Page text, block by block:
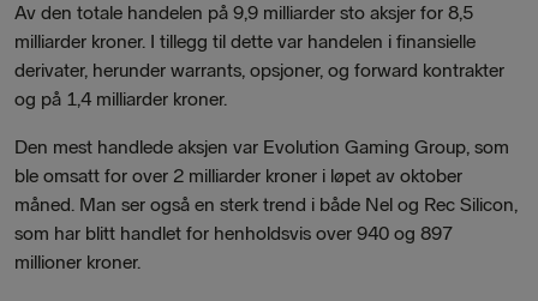
Av den totale handelen på 9,9 milliarder sto aksjer for 8,5
milliarder kroner. I tillegg til dette var handelen i finansielle
derivater, herunder warrants, opsjoner, og forward kontrakter
og på 1,4 milliarder kroner.
Den mest handlede aksjen var Evolution Gaming Group, som
ble omsatt for over 2 milliarder kroner i løpet av oktober
måned. Man ser også en sterk trend i både Nel og Rec Silicon,
som har blitt handlet for henholdsvis over 940 og 897
millioner kroner.